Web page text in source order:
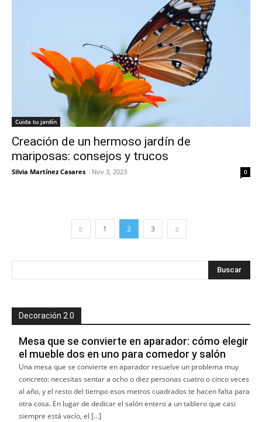
Cuida tu jardín
Creación de un hermoso jardín de
mariposas: consejos y trucos
Silvia Martínez Casares - Nov 3, 2023 0
1 2 3
Decoración 2.0
Mesa que se convierte en aparador: cómo elegir
el mueble dos en uno para comedor y salón
Una mesa que se convierte en aparador resuelve un problema muy
concreto: necesitas sentar a ocho o diez personas cuatro o cinco veces
al año, y el resto del tiempo esos metros cuadrados te hacen falta para
otra cosa. En lugar de dedicar el salón entero a un tablero que casi
siempre está vacío, el […]